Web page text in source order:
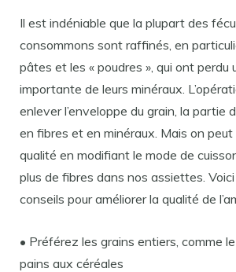
Il est indéniable que la plupart des
consommons sont raffinés, en
pâtes et les « poudres », qui ont perdu
importante de leurs minéraux.
enlever l’enveloppe du grain, la partie
en fibres et en minéraux. Mais on peut
qualité en modifiant le mode de
plus de fibres dans nos assiettes.
conseils pour améliorer la qualité de
• Préférez les grains entiers, comme
pains aux céréales